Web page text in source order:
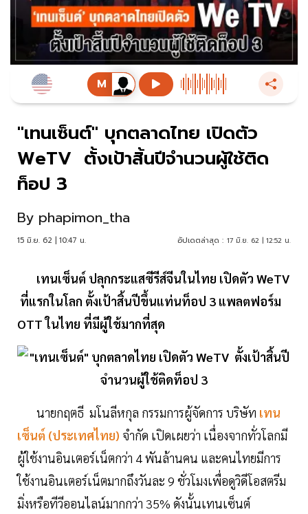
"เทนเซ็นต์" บุกตลาดไทย เปิดตัว
WeTV ตั้งเป้าสิ้นปีจำนวนผู้ใช้ติด
ท็อป 3
By phapimon_tha
15 มิ.ย. 62 | 10:47 น. อัปเดตล่าสุด : 17 มิ.ย. 62 | 12:52 น.
เทนเซ็นต์ ปลุกกระแสซีรีส์จีนในไทย เปิดตัว WeTV
ที่แรกในโลก ตั้งเป้าสิ้นปีขึ้นแท่นท็อป 3 แพลตฟอร์ม
OTT ในไทย ที่มีผู้ใช้มากที่สุด
นายกฤตธี มโนลีหกุล กรรมการผู้จัดการ บริษัท เทน
เซ็นต์ (ประเทศไทย) จำกัด เปิดเผยว่า เนื่องจากทั่วโลกมี
ผู้ใช้งานอินเตอร์เน็ตกว่า 4 พันล้านคน และคนไทยมีการ
ใช้งานอินเตอร์เน็ตมากถึงวันละ 9 ชั่วโมงเพื่อดูวิดีโอสตรีม
มิ่งหรือทีวีออนไลน์มากกว่า 35% ดังนั้นเทนเซ็นต์